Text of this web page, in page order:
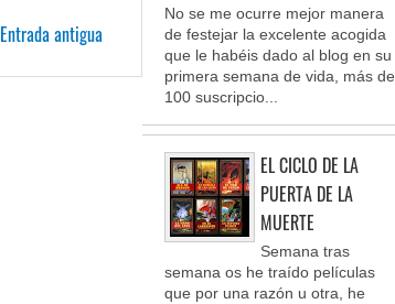
Entrada antigua
No se me ocurre mejor manera
de festejar la excelente acogida
que le habéis dado al blog en su
primera semana de vida, más de
100 suscripcio...
EL CICLO DE LA
PUERTA DE LA
MUERTE
Semana tras
semana os he traído películas
que por una razón u otra, he